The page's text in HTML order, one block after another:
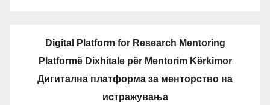
Digital Platform for Research Mentoring
Platformë Dixhitale për Mentorim Kërkimor
Дигитална платформа за менторство на
истражувања